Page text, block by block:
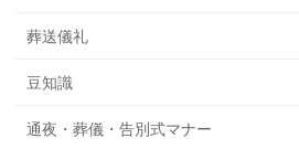
葬送儀礼
豆知識
通夜・葬儀・告別式マナー